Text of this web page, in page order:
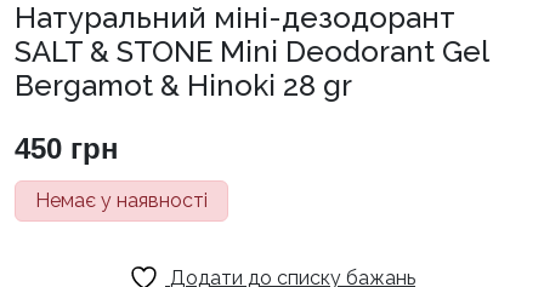
Натуральний міні-дезодорант
SALT & STONE Mini Deodorant Gel
Bergamot & Hinoki 28 gr
450 грн
Немає у наявності
Додати до списку бажань